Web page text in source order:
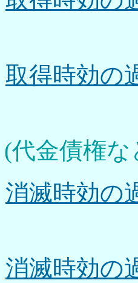
取得時効
金債権な
消滅時効
消滅時効